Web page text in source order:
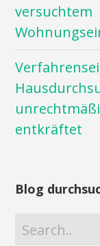
versuchtem
entkräftet
Blog